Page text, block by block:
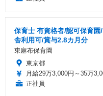
保育士 有資格者/認可保育
舎利用可/賞与2.8カ月分
東麻布保育園
東京都
月給29万3,000円～35万
正社員